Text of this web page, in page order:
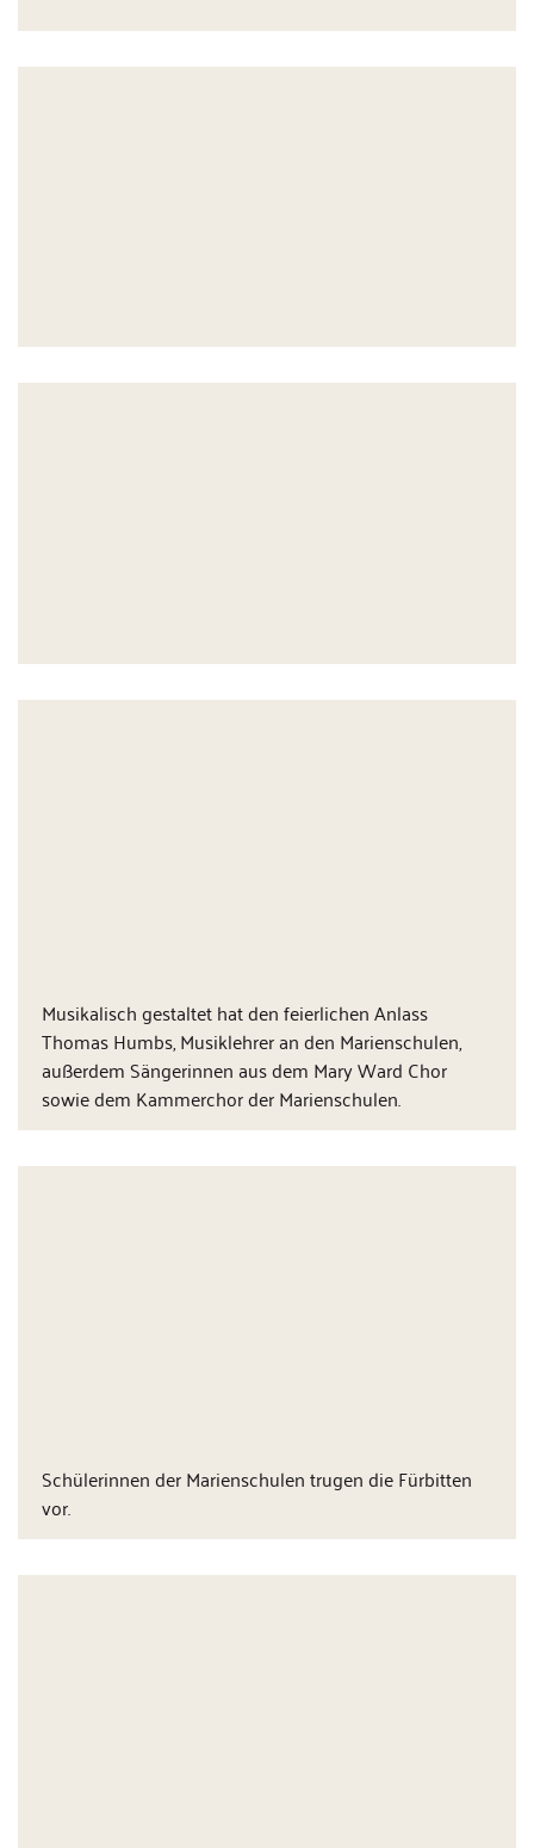
Musikalisch gestaltet hat den feierlichen Anlass
Thomas Humbs, Musiklehrer an den Marienschulen,
außerdem Sängerinnen aus dem Mary Ward Chor
sowie dem Kammerchor der Marienschulen.
Schülerinnen der Marienschulen trugen die Fürbitten
vor.